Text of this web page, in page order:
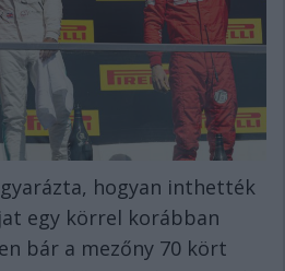
hogyan inthették
egy körrel korábban
bár a mezőny 70 kört